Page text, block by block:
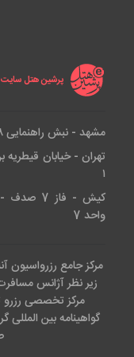
هتل آزادی تهران
مجموعه برای
دارد. به همین
شود و باید ببینید
کلوپ
کلوپ ورزشی هتل
بخش هایی مانند
حوضچه آب سرد،
پرشین هتل سایت
مشهد - نبش راهنمایی ۸ ساختمان ممتاز
۱
واحد 7
مرکز جامع رزرواسیون
زیر نظر آژانس
مرکز تخصصی رزرو
گواهینامه بین